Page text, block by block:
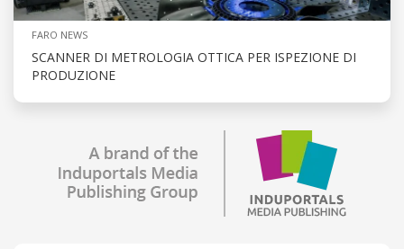
FARO NEWS
SCANNER DI METROLOGIA OTTICA PER ISPEZIONE DI
PRODUZIONE